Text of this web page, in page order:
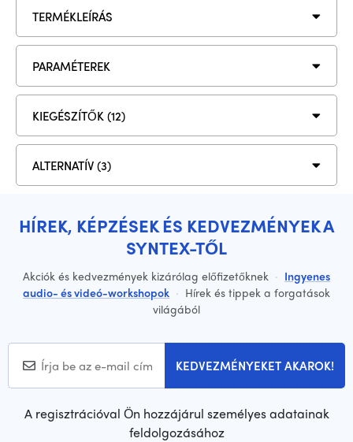
TERMÉKLEÍRÁS
PARAMÉTEREK
KIEGÉSZÍTŐK (12)
ALTERNATÍV (3)
HÍREK, KÉPZÉSEK ÉS KEDVEZMÉNYEK A
SYNTEX-TŐL
Akciók és kedvezmények kizárólag előfizetőknek · Ingyenes
audio- és videó-workshopok · Hírek és tippek a forgatások
világából
KEDVEZMÉNYEKET AKAROK!
A regisztrációval Ön hozzájárul személyes adatainak
feldolgozásához